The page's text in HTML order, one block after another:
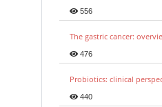
556
The gastric cancer:
476
Probiotics: clinical
440